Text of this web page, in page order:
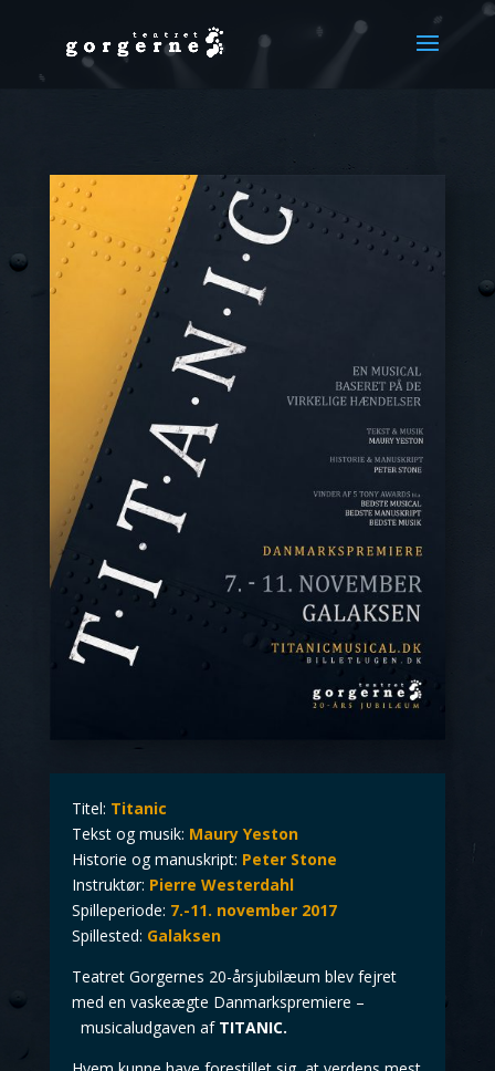
Titel: Titanic
Tekst og musik: Maury Yeston
Historie og manuskript: Peter Stone
Instruktør: Pierre Westerdahl
Spilleperiode: 7.-11. november 2017
Spillested: Galaksen
Teatret Gorgernes 20-årsjubilæum blev fejret
med en vaskeægte Danmarkspremiere –
musicaludgaven af TITANIC.